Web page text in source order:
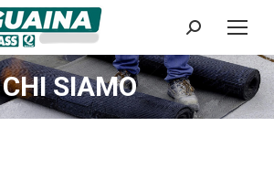
Cerca:
CHI SIAMO
Tu sei qui: